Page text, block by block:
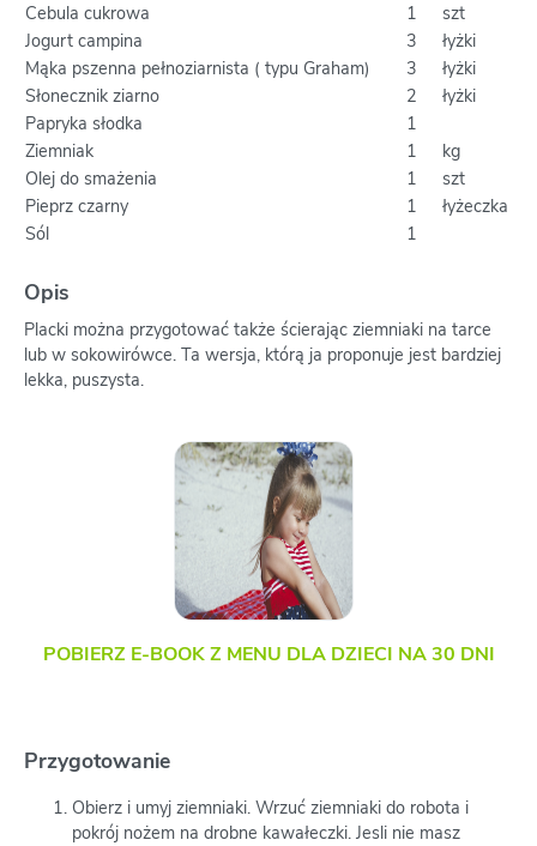
Cebula cukrowa
1
szt
Jogurt campina
3
łyżki
Mąka pszenna pełnoziarnista ( typu Graham)
3
łyżki
Słonecznik ziarno
2
łyżki
Papryka słodka
1
Ziemniak
1
kg
Olej do smażenia
1
szt
Pieprz czarny
1
łyżeczka
Sól
1
Opis
Placki można przygotować także ścierając ziemniaki na tarce
lub w sokowirówce. Ta wersja, którą ja proponuje jest bardziej
lekka, puszysta.
POBIERZ E-BOOK Z MENU DLA DZIECI NA 30 DNI
Przygotowanie
Obierz i umyj ziemniaki. Wrzuć ziemniaki do robota i
pokrój nożem na drobne kawałeczki. Jesli nie masz